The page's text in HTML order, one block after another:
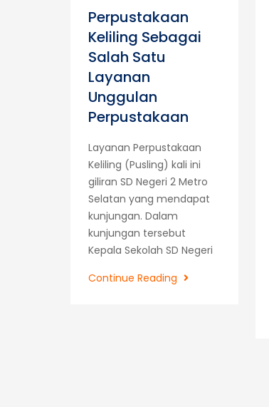
Perpustakaan
Keliling Sebagai
Salah Satu
Layanan
Unggulan
Perpustakaan
Layanan Perpustakaan
Keliling (Pusling) kali ini
giliran SD Negeri 2 Metro
Selatan yang mendapat
kunjungan. Dalam
kunjungan tersebut
Kepala Sekolah SD Negeri
Continue Reading
Perpustakaan